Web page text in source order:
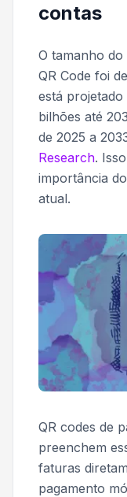
contas
O tamanho
QR Code foi
está
bilhões até
de 2025 a
Research.
importância
atual.
QR codes de
preenchem
faturas
pagamento